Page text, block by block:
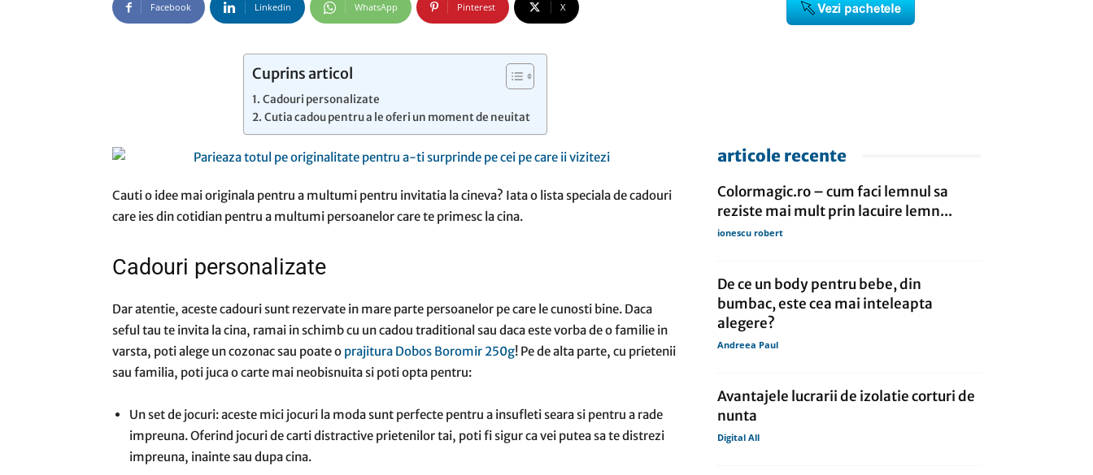
comunicate
de
Facebook Linkedin WhatsApp Pinterest X
Cuprins articol
Cadouri personalizate
Cutia cadou pentru a le oferi un moment de neuitat
Cauti o idee mai originala pentru a multumi pentru invitatia la cineva? Iata o lista speciala de cadouri
care ies din cotidian pentru a multumi persoanelor care te primesc la cina.
Cadouri personalizate
Dar atentie, aceste cadouri sunt rezervate in mare parte persoanelor pe care le cunosti bine. Daca
seful tau te invita la cina, ramai in schimb cu un cadou traditional sau daca este vorba de o familie in
varsta, poti alege un cozonac sau poate o prajitura Dobos Boromir 250g! Pe de alta parte, cu prietenii
sau familia, poti juca o carte mai neobisnuita si poti opta pentru:
Un set de jocuri: aceste mici jocuri la moda sunt perfecte pentru a insufleti seara si pentru a rade
impreuna. Oferind jocuri de carti distractive prietenilor tai, poti fi sigur ca vei putea sa te distrezi
impreuna, inainte sau dupa cina.
articole recente
Colormagic.ro – cum faci lemnul sa
reziste mai mult prin lacuire lemn...
ionescu robert
De ce un body pentru bebe, din
bumbac, este cea mai inteleapta
alegere?
Andreea Paul
Avantajele lucrarii de izolatie corturi de
nunta
Digital All